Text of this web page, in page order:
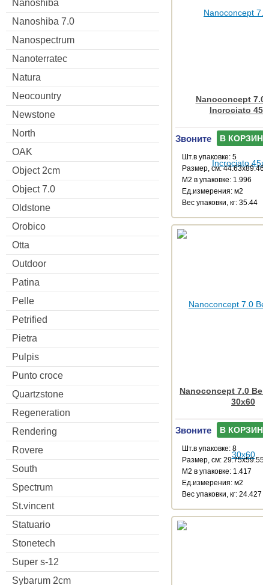
Nanoshiba
Nanoshiba 7.0
Nanospectrum
Nanoterratec
Natura
Neocountry
Newstone
North
OAK
Object 2cm
Object 7.0
Oldstone
Orobico
Otta
Outdoor
Patina
Pelle
Petrified
Pietra
Pulpis
Punto croce
Quartzstone
Regeneration
Rendering
Rovere
South
Spectrum
St.vincent
Statuario
Stonetech
Super s-12
Sybarum 2cm
Nanoconcept 7.0
Incrociato
Звоните В КОРЗИНУ
Шт.в упаковке: 5
Размер, см: 44.63x89.46
М2 в упаковке: 1.996
Ед.измерения: м2
Веc упаковки, кг: 35.44
Nanoconcept 7.0
30x60
Звоните В КОРЗИНУ
Шт.в упаковке: 8
Размер, см: 29.75x59.55
М2 в упаковке: 1.417
Ед.измерения: м2
Веc упаковки, кг: 24.427